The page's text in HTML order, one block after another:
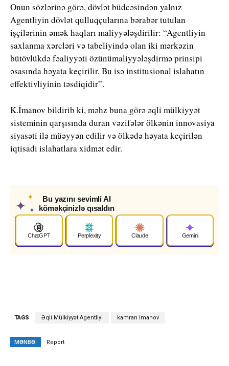
Onun sözlərinə görə, dövlət büdcəsindən yalnız
Agentliyin dövlət qulluqçularına bərabər tutulan
işçilərinin əmək haqları maliyyələşdirilir: “Agentliyin
saxlanma xərcləri və tabeliyində olan iki mərkəzin
bütövlükdə fəaliyyəti özünümaliyyələşdirmə prinsipi
əsasında həyata keçirilir. Bu isə institusional islahatın
effektivliyinin təsdiqidir”.
K.İmanov bildirib ki, məhz buna görə əqli mülkiyyət
sisteminin qarşısında duran vəzifələr ölkənin innovasiya
siyasəti ilə müəyyən edilir və ölkədə həyata keçirilən
iqtisadi islahatlara xidmət edir.
✦
✦
✦
Bu yazını sevimli AI
köməkçinizlə qısaldın
ChatGPT Perplexity Claude Gemini
TAGS Əqli Mülkiyyət Agentliyi kamran imanov
MƏNBƏ: Report